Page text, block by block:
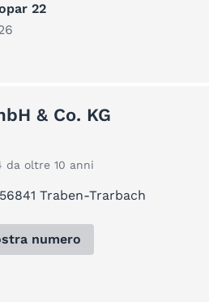
22
& Co. KG
da oltre 10 anni
Traben-Trarbach
numero